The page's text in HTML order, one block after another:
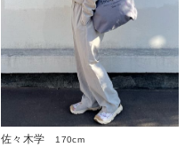
佐々木学
170cm